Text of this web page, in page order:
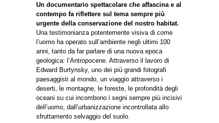
Un documentario spettacolare che affascina e al
contempo fa riflettere sul tema sempre più
urgente della conservazione del nostro habitat.
Una testimonianza potentemente visiva di come
l’uomo ha operato sull’ambiente negli ultimi 100
anni, tanto da far parlare di una nuova epoca
geologica: l’Antropocene. Attraverso il lavoro di
Edward Burtynsky, uno dei più grandi fotografi
paesaggisti al mondo, un viaggio attraverso i
deserti, le montagne, le foreste, le profondità degli
oceani su cui incombono i segni sempre più incisivi
dell’uomo, dall’urbanizzazione incontrollata allo
sfruttamento selvaggio del suolo.